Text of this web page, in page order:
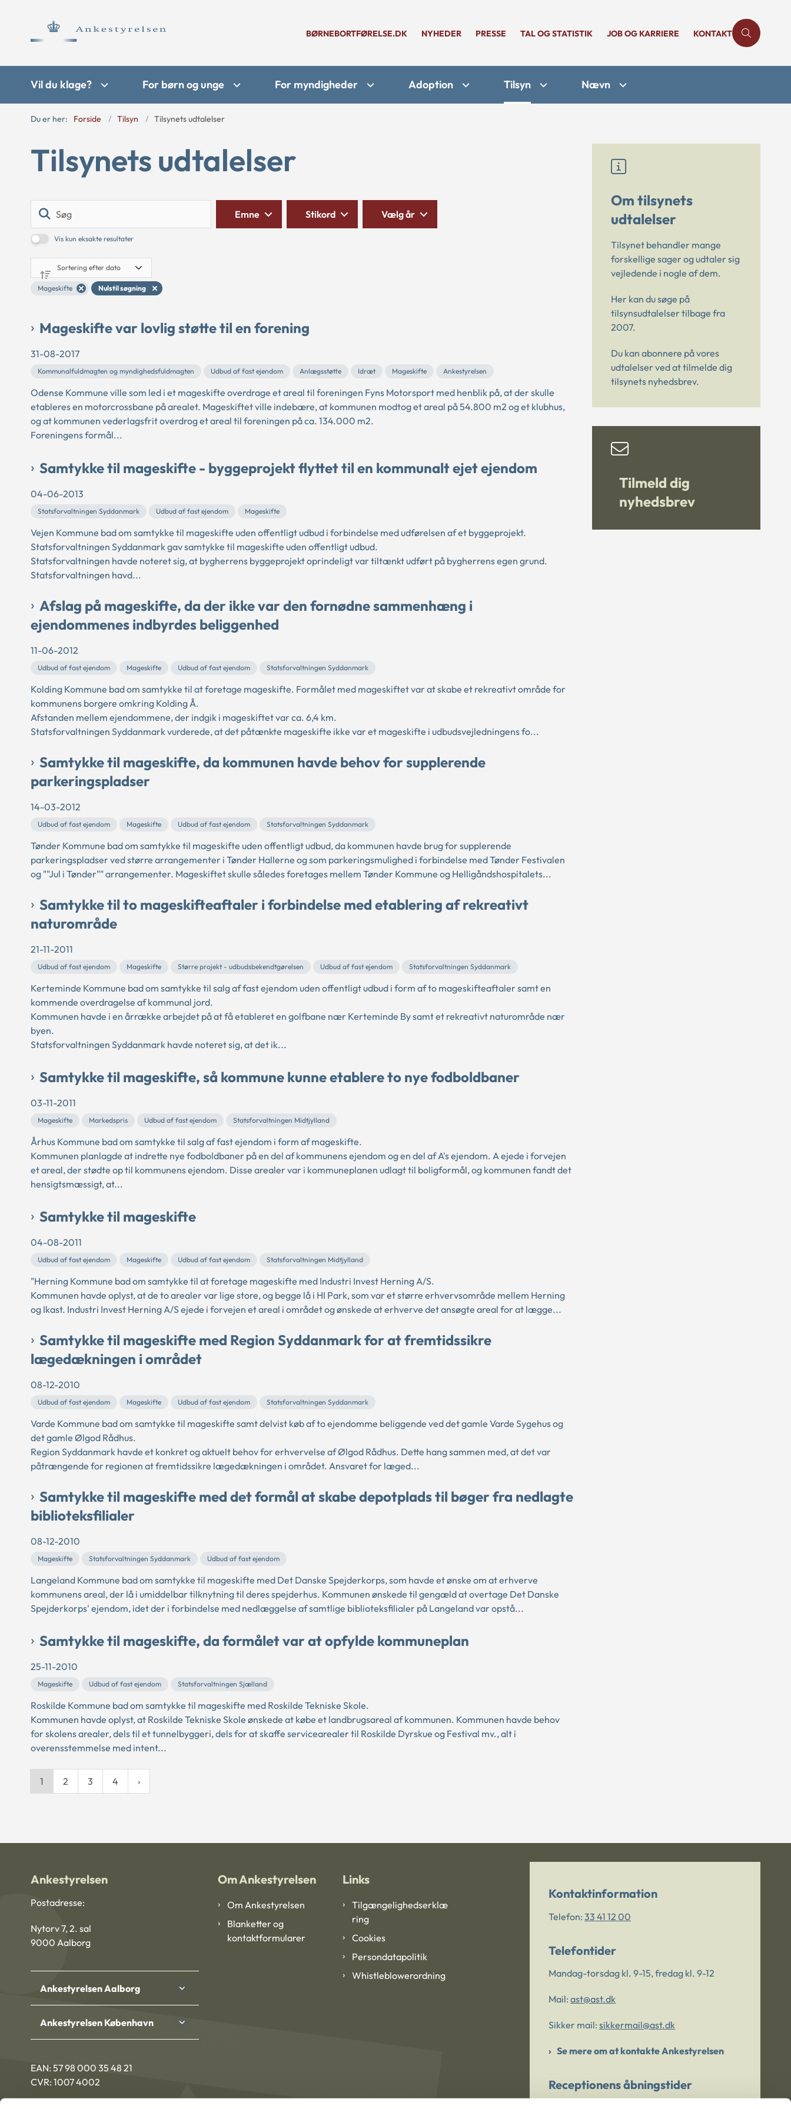
BØRNEBORTFØRELSE.DK NYHEDER PRESSE TAL OG STATISTIK JOB OG KARRIERE KONTAKT
Vil du klage? For børn og unge For myndigheder Adoption Tilsyn Nævn
Du er her: Forside Tilsyn Tilsynets udtalelser
Tilsynets udtalelser
Vis kun eksakte resultater
Emne Stikord Vælg år
Mageskifte Nulstil søgning
Mageskifte var lovlig støtte til en forening
31-08-2017
Kommunalfuldmagten og myndighedsfuldmagten Udbud af fast ejendom Anlægsstøtte Idræt Mageskifte Ankestyrelsen
Odense Kommune ville som led i et mageskifte overdrage et areal til foreningen Fyns Motorsport med henblik på, at der skulle
etableres en motorcrossbane på arealet. Mageskiftet ville indebære, at kommunen modtog et areal på 54.800 m2 og et klubhus,
og at kommunen vederlagsfrit overdrog et areal til foreningen på ca. 134.000 m2.
Foreningens formål...
Samtykke til mageskifte - byggeprojekt flyttet til en kommunalt ejet ejendom
04-06-2013
Statsforvaltningen Syddanmark Udbud af fast ejendom Mageskifte
Vejen Kommune bad om samtykke til mageskifte uden offentligt udbud i forbindelse med udførelsen af et byggeprojekt.
Statsforvaltningen Syddanmark gav samtykke til mageskifte uden offentligt udbud.
Statsforvaltningen havde noteret sig, at bygherrens byggeprojekt oprindeligt var tiltænkt udført på bygherrens egen grund.
Statsforvaltningen havd...
Afslag på mageskifte, da der ikke var den fornødne sammenhæng i
ejendommenes indbyrdes beliggenhed
11-06-2012
Udbud af fast ejendom Mageskifte Udbud af fast ejendom Statsforvaltningen Syddanmark
Kolding Kommune bad om samtykke til at foretage mageskifte. Formålet med mageskiftet var at skabe et rekreativt område for
kommunens borgere omkring Kolding Å.
Afstanden mellem ejendommene, der indgik i mageskiftet var ca. 6,4 km.
Statsforvaltningen Syddanmark vurderede, at det påtænkte mageskifte ikke var et mageskifte i udbudsvejledningens fo...
Samtykke til mageskifte, da kommunen havde behov for supplerende
parkeringspladser
14-03-2012
Udbud af fast ejendom Mageskifte Udbud af fast ejendom Statsforvaltningen Syddanmark
Tønder Kommune bad om samtykke til mageskifte uden offentligt udbud, da kommunen havde brug for supplerende
parkeringspladser ved større arrangementer i Tønder Hallerne og som parkeringsmulighed i forbindelse med Tønder Festivalen
og ""Jul i Tønder"" arrangementer. Mageskiftet skulle således foretages mellem Tønder Kommune og Helligåndshospitalets...
Samtykke til to mageskifteaftaler i forbindelse med etablering af rekreativt
naturområde
21-11-2011
Udbud af fast ejendom Mageskifte Større projekt - udbudsbekendtgørelsen Udbud af fast ejendom Statsforvaltningen Syddanmark
Kerteminde Kommune bad om samtykke til salg af fast ejendom uden offentligt udbud i form af to mageskifteaftaler samt en
kommende overdragelse af kommunal jord.
Kommunen havde i en årrække arbejdet på at få etableret en golfbane nær Kerteminde By samt et rekreativt naturområde nær
byen.
Statsforvaltningen Syddanmark havde noteret sig, at det ik...
Samtykke til mageskifte, så kommune kunne etablere to nye fodboldbaner
03-11-2011
Mageskifte Markedspris Udbud af fast ejendom Statsforvaltningen Midtjylland
Århus Kommune bad om samtykke til salg af fast ejendom i form af mageskifte.
Kommunen planlagde at indrette nye fodboldbaner på en del af kommunens ejendom og en del af A's ejendom. A ejede i forvejen
et areal, der stødte op til kommunens ejendom. Disse arealer var i kommuneplanen udlagt til boligformål, og kommunen fandt det
hensigtsmæssigt, at...
Samtykke til mageskifte
04-08-2011
Udbud af fast ejendom Mageskifte Udbud af fast ejendom Statsforvaltningen Midtjylland
"Herning Kommune bad om samtykke til at foretage mageskifte med Industri Invest Herning A/S.
Kommunen havde oplyst, at de to arealer var lige store, og begge lå i HI Park, som var et større erhvervsområde mellem Herning
og Ikast. Industri Invest Herning A/S ejede i forvejen et areal i området og ønskede at erhverve det ansøgte areal for at lægge...
Samtykke til mageskifte med Region Syddanmark for at fremtidssikre
lægedækningen i området
08-12-2010
Udbud af fast ejendom Mageskifte Udbud af fast ejendom Statsforvaltningen Syddanmark
Varde Kommune bad om samtykke til mageskifte samt delvist køb af to ejendomme beliggende ved det gamle Varde Sygehus og
det gamle Ølgod Rådhus.
Region Syddanmark havde et konkret og aktuelt behov for erhvervelse af Ølgod Rådhus. Dette hang sammen med, at det var
påtrængende for regionen at fremtidssikre lægedækningen i området. Ansvaret for læged...
Samtykke til mageskifte med det formål at skabe depotplads til bøger fra nedlagte
biblioteksfilialer
08-12-2010
Mageskifte Statsforvaltningen Syddanmark Udbud af fast ejendom
Langeland Kommune bad om samtykke til mageskifte med Det Danske Spejderkorps, som havde et ønske om at erhverve
kommunens areal, der lå i umiddelbar tilknytning til deres spejderhus. Kommunen ønskede til gengæld at overtage Det Danske
Spejderkorps' ejendom, idet der i forbindelse med nedlæggelse af samtlige biblioteksfilialer på Langeland var opstå...
Samtykke til mageskifte, da formålet var at opfylde kommuneplan
25-11-2010
Mageskifte Udbud af fast ejendom Statsforvaltningen Sjælland
Roskilde Kommune bad om samtykke til mageskifte med Roskilde Tekniske Skole.
Kommunen havde oplyst, at Roskilde Tekniske Skole ønskede at købe et landbrugsareal af kommunen. Kommunen havde behov
for skolens arealer, dels til et tunnelbyggeri, dels for at skaffe servicearealer til Roskilde Dyrskue og Festival mv., alt i
overensstemmelse med intent...
1 2 3 4
Om tilsynets
udtalelser
Tilsynet behandler mange
forskellige sager og udtaler sig
vejledende i nogle af dem.
Her kan du søge på
tilsynsudtalelser tilbage fra
2007.
Du kan abonnere på vores
udtalelser ved at tilmelde dig
tilsynets nyhedsbrev.
Tilmeld dig
nyhedsbrev
Ankestyrelsen
Postadresse:
Nytorv 7, 2. sal
9000 Aalborg
Ankestyrelsen Aalborg
Ankestyrelsen København
EAN: 57 98 000 35 48 21
CVR: 1007 4002
Om Ankestyrelsen
Om Ankestyrelsen
Blanketter og
kontaktformularer
Links
Tilgængelighedserklæ
ring
Cookies
Persondatapolitik
Whistleblowerordning
Kontaktinformation
Telefon: 33 41 12 00
Telefontider
Mandag-torsdag kl. 9-15, fredag kl. 9-12
Mail: ast@ast.dk
Sikker mail: sikkermail@ast.dk
Se mere om at kontakte Ankestyrelsen
Receptionens åbningstider